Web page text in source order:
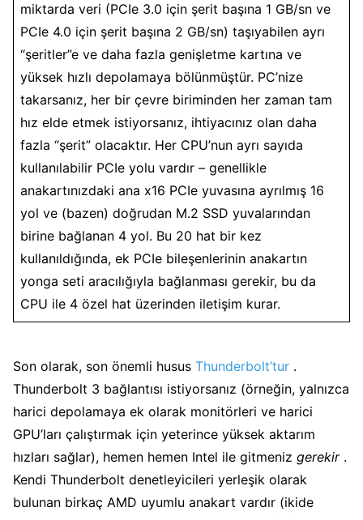
miktarda veri (PCIe 3.0 için şerit başına 1 GB/sn ve
PCIe 4.0 için şerit başına 2 GB/sn) taşıyabilen ayrı
“şeritler”e ve daha fazla genişletme kartına ve
yüksek hızlı depolamaya bölünmüştür. PC’nize
takarsanız, her bir çevre biriminden her zaman tam
hız elde etmek istiyorsanız, ihtiyacınız olan daha
fazla “şerit” olacaktır. Her CPU’nun ayrı sayıda
kullanılabilir PCIe yolu vardır – genellikle
anakartınızdaki ana x16 PCIe yuvasına ayrılmış 16
yol ve (bazen) doğrudan M.2 SSD yuvalarından
birine bağlanan 4 yol. Bu 20 hat bir kez
kullanıldığında, ek PCIe bileşenlerinin anakartın
yonga seti aracılığıyla bağlanması gerekir, bu da
CPU ile 4 özel hat üzerinden iletişim kurar.
Son olarak, son önemli husus Thunderbolt’tur .
Thunderbolt 3 bağlantısı istiyorsanız (örneğin, yalnızca
harici depolamaya ek olarak monitörleri ve harici
GPU’ları çalıştırmak için yeterince yüksek aktarım
hızları sağlar), hemen hemen Intel ile gitmeniz gerekir.
Kendi Thunderbolt denetleyicileri yerleşik olarak
bulunan birkaç AMD uyumlu anakart vardır (ikide